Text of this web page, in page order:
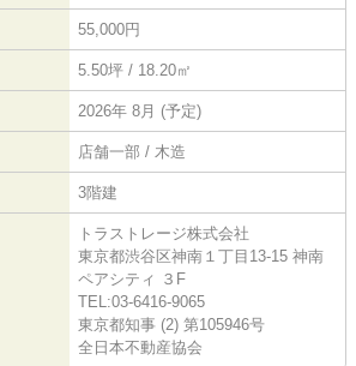
55,000円
5.50坪 / 18.20㎡
2026年 8月 (予定)
店舗一部 / 木造
3階建
トラストレージ株式会社
東京都渋谷区神南１丁目13-15 神南
ペアシティ ３F
TEL:03-6416-9065
東京都知事 (2) 第105946号
全日本不動産協会